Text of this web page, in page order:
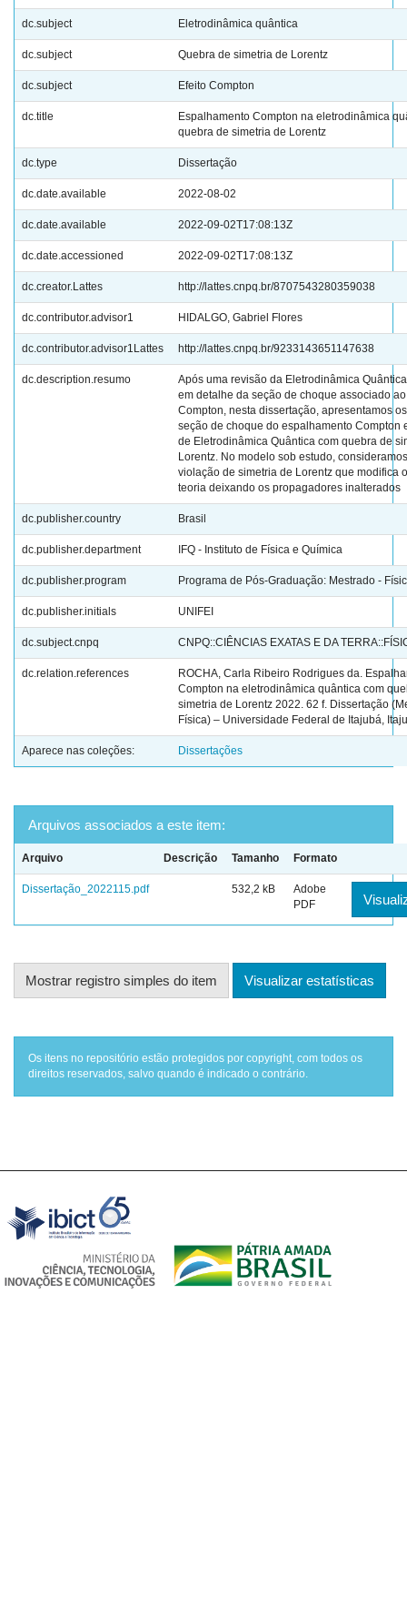
dc.subject Eletrodinâmica quântica
dc.subject Quebra de simetria de Lorentz
dc.subject Efeito Compton
dc.title
Espalhamento Compton na eletrodinâmica
quebra de simetria de Lorentz
dc.type Dissertação
dc.date.available 2022-08-02
dc.date.available 2022-09-02T17:08:13Z
dc.date.accessioned 2022-09-02T17:08:13Z
dc.creator.Lattes http://lattes.cnpq.br/8707543280359038
dc.contributor.advisor1 HIDALGO, Gabriel Flores
dc.contributor.advisor1Lattes http://lattes.cnpq.br/9233143651147638
dc.description.resumo
Após uma revisão da Eletrodinâmica
em detalhe da seção de choque associado
Compton, nesta dissertação, apresentamos
seção de choque do espalhamento Compton
de Eletrodinâmica Quântica com quebra de
Lorentz. No modelo sob estudo,
violação de simetria de Lorentz que modifica
teoria deixando os propagadores inalterados
dc.publisher.country Brasil
dc.publisher.department IFQ - Instituto de Física e Química
dc.publisher.program Programa de Pós-Graduação: Mestrado -
dc.publisher.initials UNIFEI
dc.subject.cnpq CNPQ::CIÊNCIAS EXATAS E DA
dc.relation.references
ROCHA, Carla Ribeiro Rodrigues da.
Compton na eletrodinâmica quântica com
simetria de Lorentz 2022. 62 f. Dissertação
Física) – Universidade Federal de Itajubá,
Aparece nas coleções: Dissertações
Arquivos associados a este item:
Arquivo Descrição Tamanho Formato
Dissertação_2022115.pdf 532,2 kB
Adobe
PDF
Mostrar registro simples do item Visualizar estatísticas
Os itens no repositório estão protegidos por copyright, com todos os
direitos reservados, salvo quando é indicado o contrário.